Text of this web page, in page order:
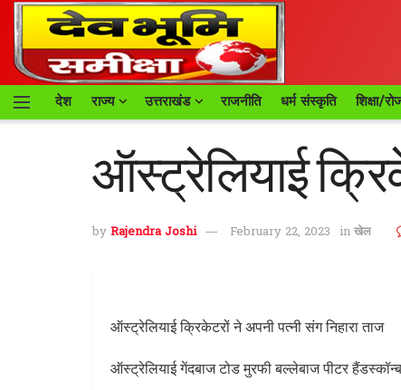
देश राज्य उत्तराखंड राजनीति धर्म संस्कृति शिक्षा/
ऑस्ट्रेलियाई
by Rajendra Joshi February 22, 2023 in खेल
ऑस्ट्रेलियाई क्रिकेटरों ने अपनी पत्नी संग निहारा ताज
ऑस्ट्रेलियाई गेंदबाज टोड मुरफी बल्लेबाज पीटर